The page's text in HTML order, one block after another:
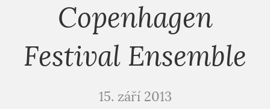
Copenhagen
Festival Ensemble
15. září 2013